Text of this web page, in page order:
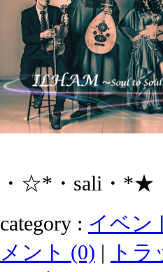
・☆*・sali・*★
category : イベン
メント (0) |
ト